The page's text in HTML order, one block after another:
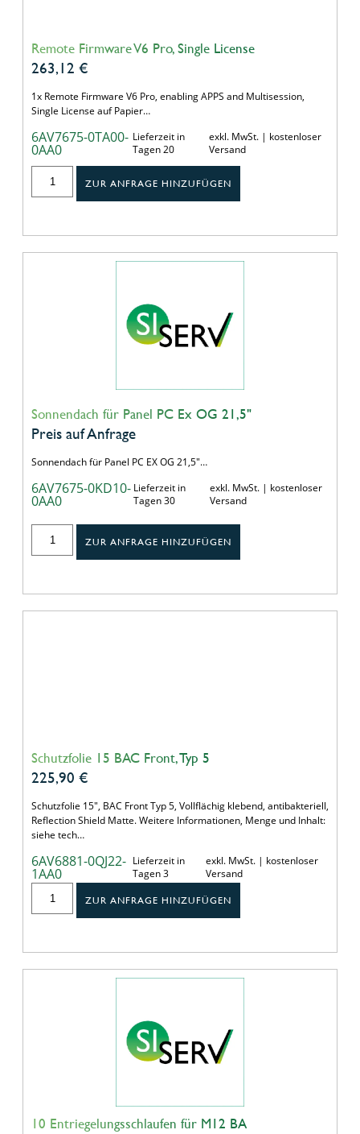
Remote Firmware V6 Pro, Single License
263,12 €
1x Remote Firmware V6 Pro, enabling APPS and Multisession,
Single License auf Papier…
6AV7675-0TA00-
0AA0
Lieferzeit in
Tagen 20
exkl. MwSt. | kostenloser
Versand
ZUR ANFRAGE HINZUFÜGEN
Sonnendach für Panel PC Ex OG 21,5"
Preis auf Anfrage
Sonnendach für Panel PC EX OG 21,5"…
6AV7675-0KD10-
0AA0
Lieferzeit in
Tagen 30
exkl. MwSt. | kostenloser
Versand
ZUR ANFRAGE HINZUFÜGEN
Schutzfolie 15 BAC Front, Typ 5
225,90 €
Schutzfolie 15", BAC Front Typ 5, Vollflächig klebend, antibakteriell,
Reflection Shield Matte. Weitere Informationen, Menge und Inhalt:
siehe tech…
6AV6881-0QJ22-
1AA0
Lieferzeit in
Tagen 3
exkl. MwSt. | kostenloser
Versand
ZUR ANFRAGE HINZUFÜGEN
10 Entriegelungsschlaufen für M12 BA